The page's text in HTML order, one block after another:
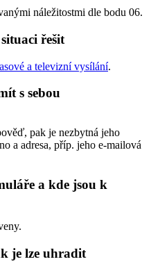
náležitostmi dle bodu 06.
řešit
a televizní vysílání.
s sebou
pak je nezbytná jeho
a adresa, příp. jeho e-mailová
a kde jsou k
je lze uhradit